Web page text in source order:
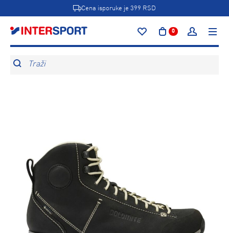
Cena isporuke je 399 RSD
0
Traži